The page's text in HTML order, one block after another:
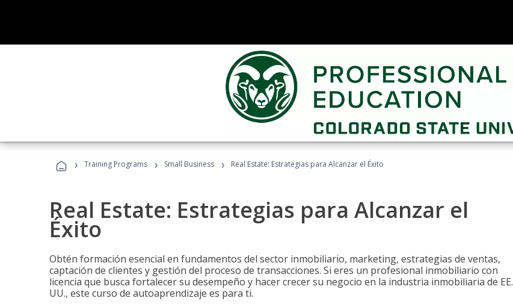
› Training Programs › Small Business › Real Estate: Estrategias para Alcanzar el Éxito
Real Estate: Estrategias para Alcanzar el
Éxito
Obtén formación esencial en fundamentos del sector inmobiliario, marketing, estrategias de ventas,
captación de clientes y gestión del proceso de transacciones. Si eres un profesional inmobiliario con
licencia que busca fortalecer su desempeño y hacer crecer su negocio en la industria inmobiliaria de EE.
UU., este curso de autoaprendizaje es para ti.